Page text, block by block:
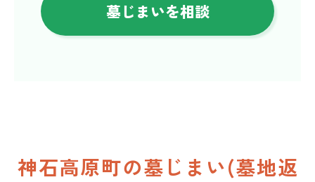
墓じまいを相談
神石高原町の墓じまい(墓地返